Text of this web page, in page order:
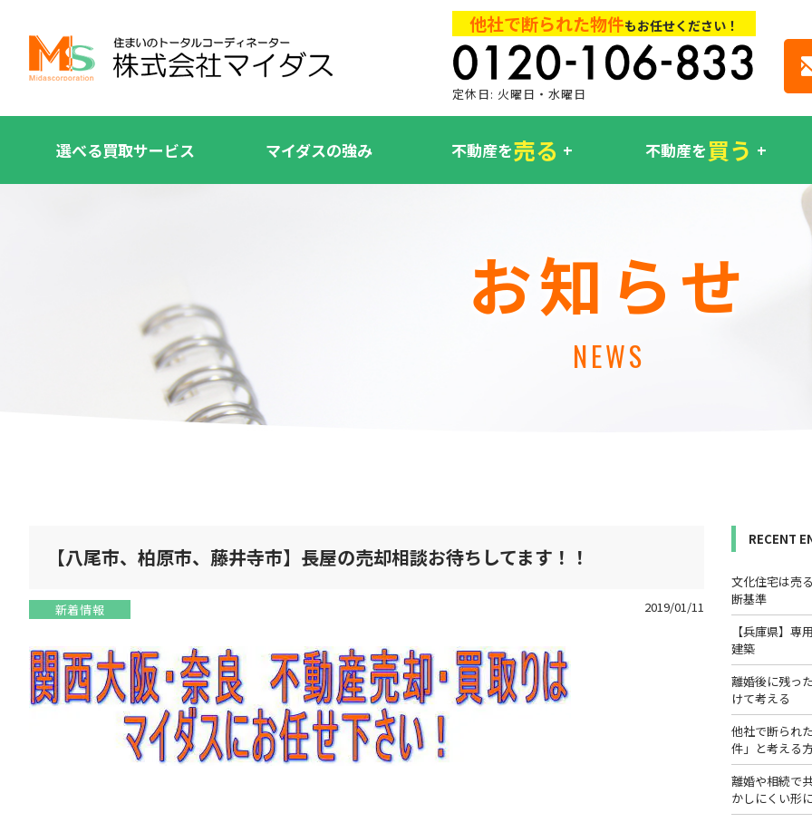
他社で断られた物件もお任せください！
定休日: 火曜日・水曜日
選べる買取サービス マイダスの強み 不動産を売る 不動産を買う
お知らせ
NEWS
【八尾市、柏原市、藤井寺市】長屋の売却相談お待ちしてます！！
新着情報 2019/01/11
RECENT
文化住宅は売
断基準
【兵庫県】
建築
離婚後に残っ
けて考える
他社で断られ
件」と考える
離婚や相続で
かしにくい形